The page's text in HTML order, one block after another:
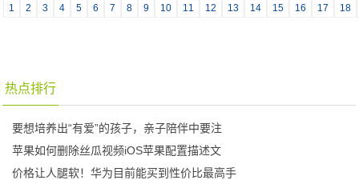
1
2 3 4 5 6 7 8 9 10 11 12 13 14 15 16 17 18
热点排行
要想培养出“有爱”的孩子，亲子陪伴中要注
苹果如何删除丝瓜视频iOS苹果配置描述文
价格让人腿软！华为目前能买到性价比最高手